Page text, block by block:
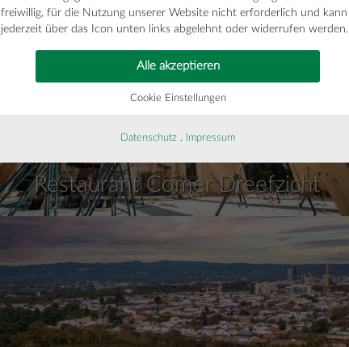
Restaurant Comer Dreefzicht
freiwillig, für die Nutzung unserer Website nicht erforderlich und kann
jederzeit über das Icon unten links abgelehnt oder widerrufen werden.
Cookie Einstellungen
Alle akzeptieren
Datenschutz . Impressum